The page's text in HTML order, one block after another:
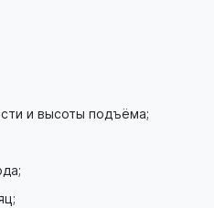
и высоты подъёма;